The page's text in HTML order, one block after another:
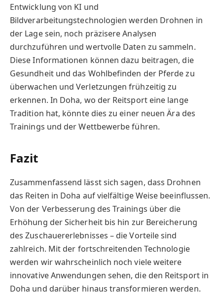
Entwicklung von KI und
Bildverarbeitungstechnologien werden Drohnen in
der Lage sein, noch präzisere Analysen
durchzuführen und wertvolle Daten zu sammeln.
Diese Informationen können dazu beitragen, die
Gesundheit und das Wohlbefinden der Pferde zu
überwachen und Verletzungen frühzeitig zu
erkennen. In Doha, wo der Reitsport eine lange
Tradition hat, könnte dies zu einer neuen Ära des
Trainings und der Wettbewerbe führen.
Fazit
Zusammenfassend lässt sich sagen, dass Drohnen
das Reiten in Doha auf vielfältige Weise beeinflussen.
Von der Verbesserung des Trainings über die
Erhöhung der Sicherheit bis hin zur Bereicherung
des Zuschauererlebnisses – die Vorteile sind
zahlreich. Mit der fortschreitenden Technologie
werden wir wahrscheinlich noch viele weitere
innovative Anwendungen sehen, die den Reitsport in
Doha und darüber hinaus transformieren werden.